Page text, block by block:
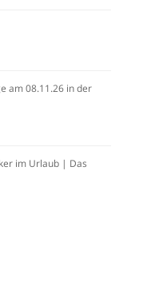
am 08.11.26 in der
im Urlaub | Das